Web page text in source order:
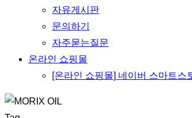
자유게시판
문의하기
자주묻는질문
온라인 쇼핑몰
[온라인 쇼핑몰] 네이버 스마트스